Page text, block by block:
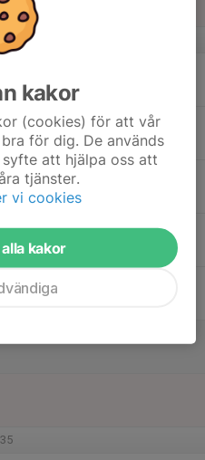
kakor
(cookies) för att vår
för dig. De används
att hjälpa oss att
tjänster.
vi cookies
kakor